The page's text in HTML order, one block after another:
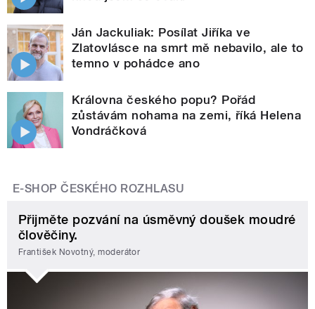
Ján Jackuliak: Posílat Jiříka ve
Zlatovlásce na smrt mě nebavilo, ale to
temno v pohádce ano
Královna českého popu? Pořád
zůstávám nohama na zemi, říká Helena
Vondráčková
E-SHOP ČESKÉHO ROZHLASU
Přijměte pozvání na úsměvný doušek moudré
člověčiny.
František Novotný, moderátor